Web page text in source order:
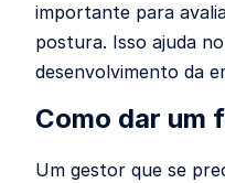
importante para
postura. Isso ajuda
desenvolvimento da
Como dar um
Um gestor que se